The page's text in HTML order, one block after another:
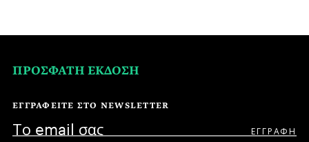
ΠΡΟΣΦΑΤΗ ΕΚΔΟΣΗ
ΕΓΓΡΑΦΕΙΤΕ ΣΤΟ NEWSLETTER